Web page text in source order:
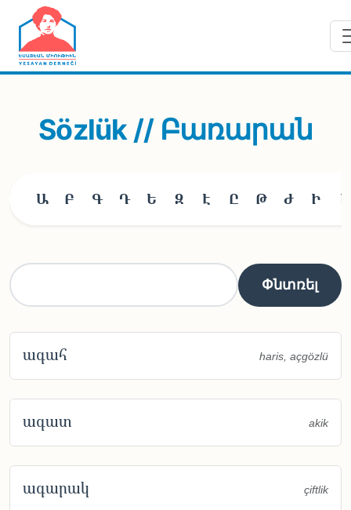
Skip to main content
Sözlük // Բառարան
Ա Բ Գ Դ Ե Զ Է Ը Թ Ժ Ի Լ
ագահ haris, açgözlü
ագատ akik
ագարակ çiftlik